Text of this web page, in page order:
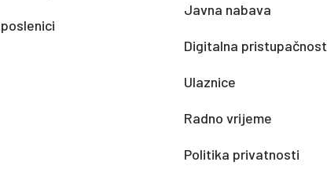
Javna nabava
Digitalna pristupačnost
Ulaznice
Radno vrijeme
Politika privatnosti